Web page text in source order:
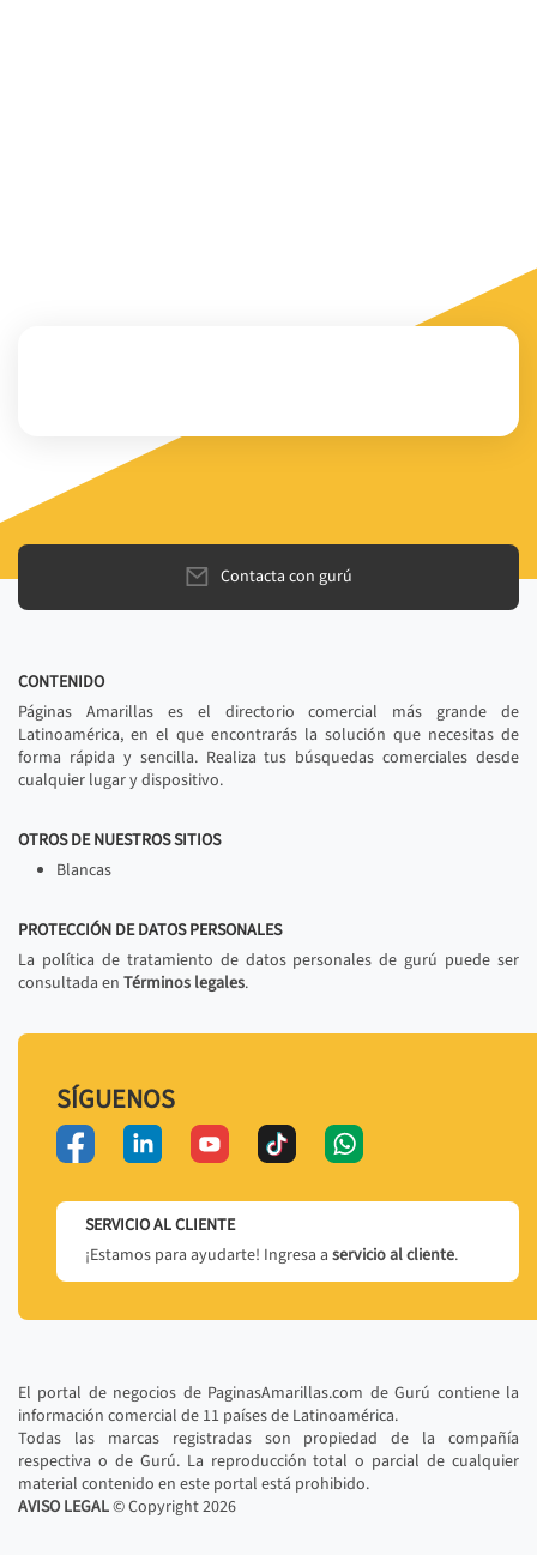
Contacta con gurú
CONTENIDO
Páginas Amarillas es el directorio comercial más grande de
Latinoamérica, en el que encontrarás la solución que necesitas de
forma rápida y sencilla. Realiza tus búsquedas comerciales desde
cualquier lugar y dispositivo.
OTROS DE NUESTROS SITIOS
Blancas
PROTECCIÓN DE DATOS PERSONALES
La política de tratamiento de datos personales de gurú puede ser
consultada en Términos legales.
SÍGUENOS
SERVICIO AL CLIENTE
¡Estamos para ayudarte! Ingresa a servicio al cliente.
El portal de negocios de PaginasAmarillas.com de Gurú contiene la
información comercial de 11 países de Latinoamérica.
Todas las marcas registradas son propiedad de la compañía
respectiva o de Gurú. La reproducción total o parcial de cualquier
material contenido en este portal está prohibido.
AVISO LEGAL© Copyright2026